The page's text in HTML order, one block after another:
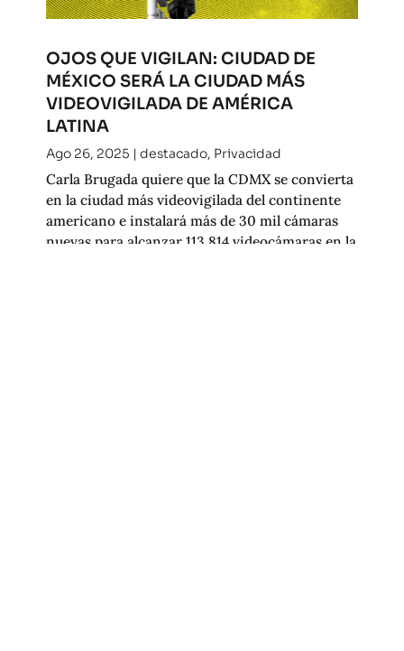
OJOS QUE VIGILAN: CIUDAD DE
MÉXICO SERÁ LA CIUDAD MÁS
VIDEOVIGILADA DE AMÉRICA
LATINA
Ago 26, 2025 | destacado, Privacidad
Carla Brugada quiere que la CDMX se convierta
en la ciudad más videovigilada del continente
americano e instalará más de 30 mil cámaras
nuevas para alcanzar 113,814 videocámaras en la